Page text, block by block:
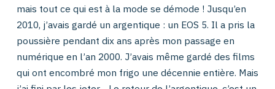
mais tout ce qui est à la mode se démode ! Jusqu’en
2010, j’avais gardé un argentique : un EOS 5. Il a pris la
poussière pendant dix ans après mon passage en
numérique en l’an 2000. J’avais même gardé des films
qui ont encombré mon frigo une décennie entière. Mais